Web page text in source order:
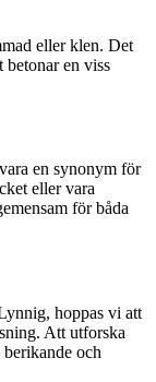
eller klen. Det
betonar en viss
vara en synonym för
eller vara
för båda
hoppas vi att
Att utforska
och